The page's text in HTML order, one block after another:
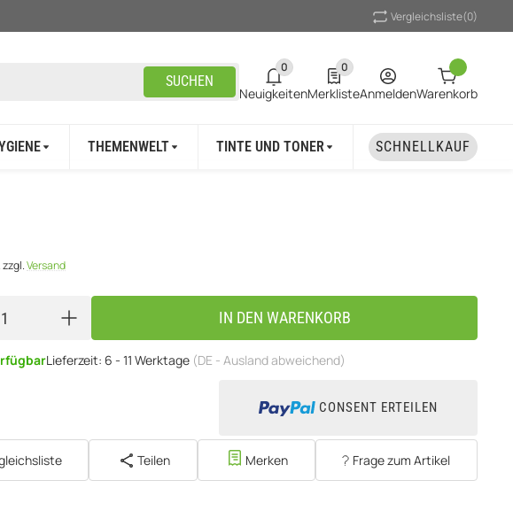
Vergleichsliste(0)
SUCHEN
0
0 neue Notifizierungen
Neuigkeiten
0
0 Produkte in der Liste
MerklisteAnmeldenWarenkorb
THEMENWELT TINTE UND TONER UNSER MARKEN
SCHNELLKAUF
zzgl.Versand
IN DEN WARENKORB
Lieferzeit: 6 - 11 Werktage (DE - Ausland abweichend)
CONSENT ERTEILEN
Teilen Merken Frage zum Artikel